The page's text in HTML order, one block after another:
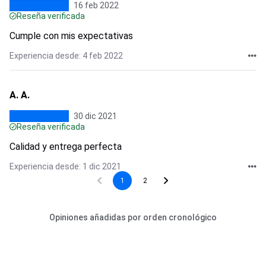
16 feb 2022
Reseña verificada
Cumple con mis expectativas
Experiencia desde: 4 feb 2022
A. A.
30 dic 2021
Reseña verificada
Calidad y entrega perfecta
Experiencia desde: 1 dic 2021
1 2
Opiniones añadidas por orden cronológico